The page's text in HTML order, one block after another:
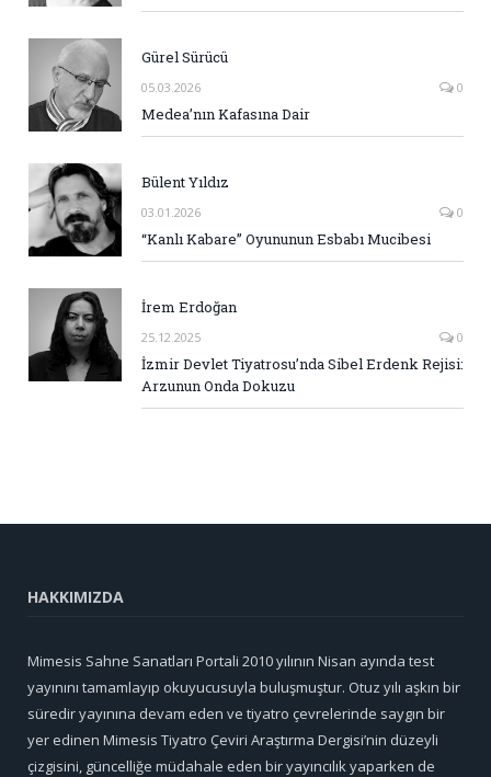
Gürel Sürücü
05.03.2026 0
Medea’nın Kafasına Dair
Bülent Yıldız
03.01.2026 0
“Kanlı Kabare” Oyununun Esbabı Mucibesi
İrem Erdoğan
25.12.2025 0
İzmir Devlet Tiyatrosu’nda Sibel Erdenk Rejisi:
Arzunun Onda Dokuzu
HAKKIMIZDA
Mimesis Sahne Sanatları Portali 2010 yılının Nisan ayında test
yayınını tamamlayıp okuyucusuyla buluşmuştur. Otuz yılı aşkın bir
süredir yayınına devam eden ve tiyatro çevrelerinde saygın bir
yer edinen Mimesis Tiyatro Çeviri Araştırma Dergisi’nin düzeyli
çizgisini, güncelliğe müdahale eden bir yayıncılık yaparken de